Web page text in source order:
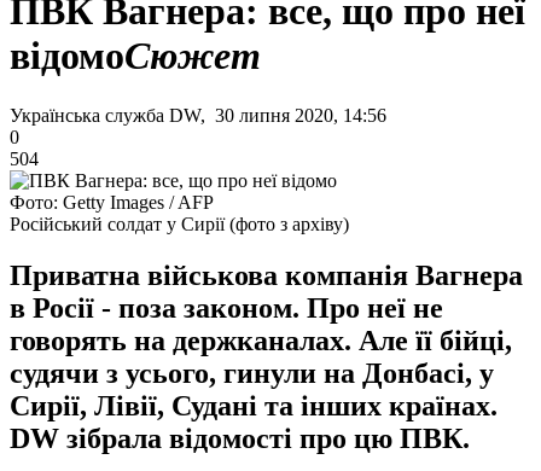
ПВК Вагнера: все, що про неї
відомоСюжет
Українська служба DW, 30 липня 2020, 14:56
0
504
Фото: Getty Images / AFP
Російський солдат у Сирії (фото з архіву)
Приватна військова компанія Вагнера
в Росії - поза законом. Про неї не
говорять на держканалах. Але її бійці,
судячи з усього, гинули на Донбасі, у
Сирії, Лівії, Судані та інших країнах.
DW зібрала відомості про цю ПВК.